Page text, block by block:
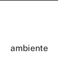
ambiente